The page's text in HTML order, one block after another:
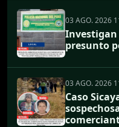
03 AGO. 2026
Investigan
presunto
03 AGO. 2026
Caso